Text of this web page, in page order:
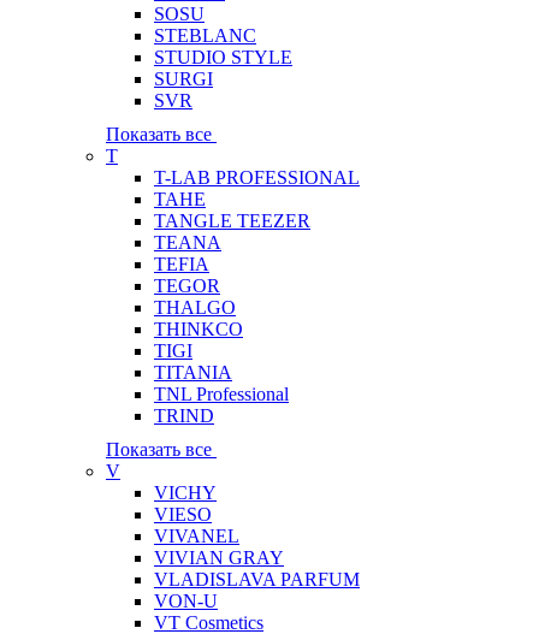
SOSU
STEBLANC
STUDIO STYLE
SURGI
SVR
Показать все
T
T-LAB PROFESSIONAL
TAHE
TANGLE TEEZER
TEANA
TEFIA
TEGOR
THALGO
THINKCO
TIGI
TITANIA
TNL Professional
TRIND
Показать все
V
VICHY
VIESO
VIVANEL
VIVIAN GRAY
VLADISLAVA PARFUM
VON-U
VT Cosmetics